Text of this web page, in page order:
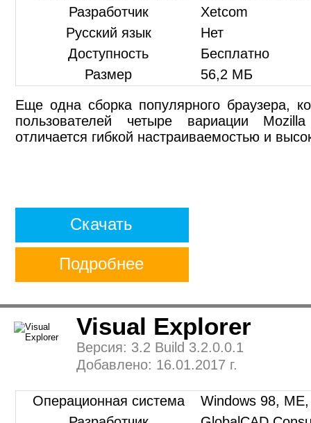
Еще одна сборка популярного браузера,
пользователей четыре вариации
отличается гибкой настраиваемостью и
Разработчик
Xetcom
Русский язык
Нет
Доступность
Бесплатно
Размер
56,2 МБ
Подробнее
Скачать
Версия: 3.2 Build 3.2.0.0.1
Добавлено: 16.01.2017 г.
Visual Explorer
Операционная система
Windows 98,